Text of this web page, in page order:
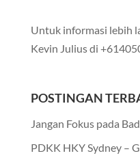
Untuk informasi lebih
Kevin Julius di
POSTINGAN
Jangan Fokus pada
PDKK HKY Sydney –